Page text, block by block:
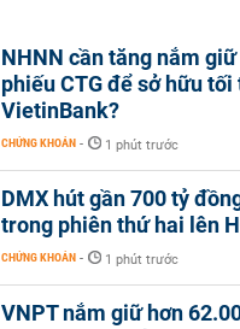
NHNN cần tăng nắm
phiếu CTG để sở hữu tối
VietinBank?
CHỨNG KHOÁN - 1 phút trước
DMX hút gần 700 tỷ
trong phiên thứ hai lên
CHỨNG KHOÁN - 1 phút trước
VNPT nắm giữ hơn